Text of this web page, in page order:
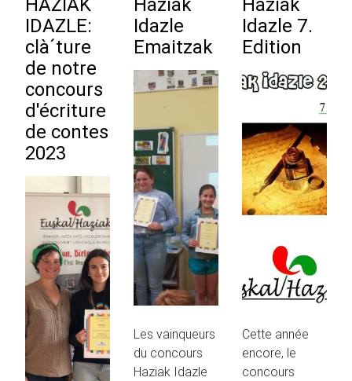
IDAZLE:
clà´ture
de notre
concours
d'écriture
de contes
2023
Idazle
Emaitzak
Les vainqueurs
du concours
Haziak Idazle
Idazle 7.
Edition
Cette année
encore, le
concours